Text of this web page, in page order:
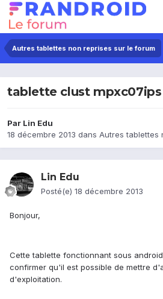
Autres tablettes non reprises sur le forum
tablette clust mpxc07ips
Par Lin Edu
18 décembre 2013 dans Autres tablettes
Lin Edu
Posté(e) 18 décembre 2013
Bonjour,
Cette tablette fonctionnant sous
confirmer qu'il est possible de mettre
d'exploitation.